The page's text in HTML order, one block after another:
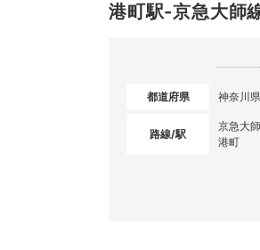
港町駅-京急大師
都道府県 神奈川県
路線/駅
京急大
港町